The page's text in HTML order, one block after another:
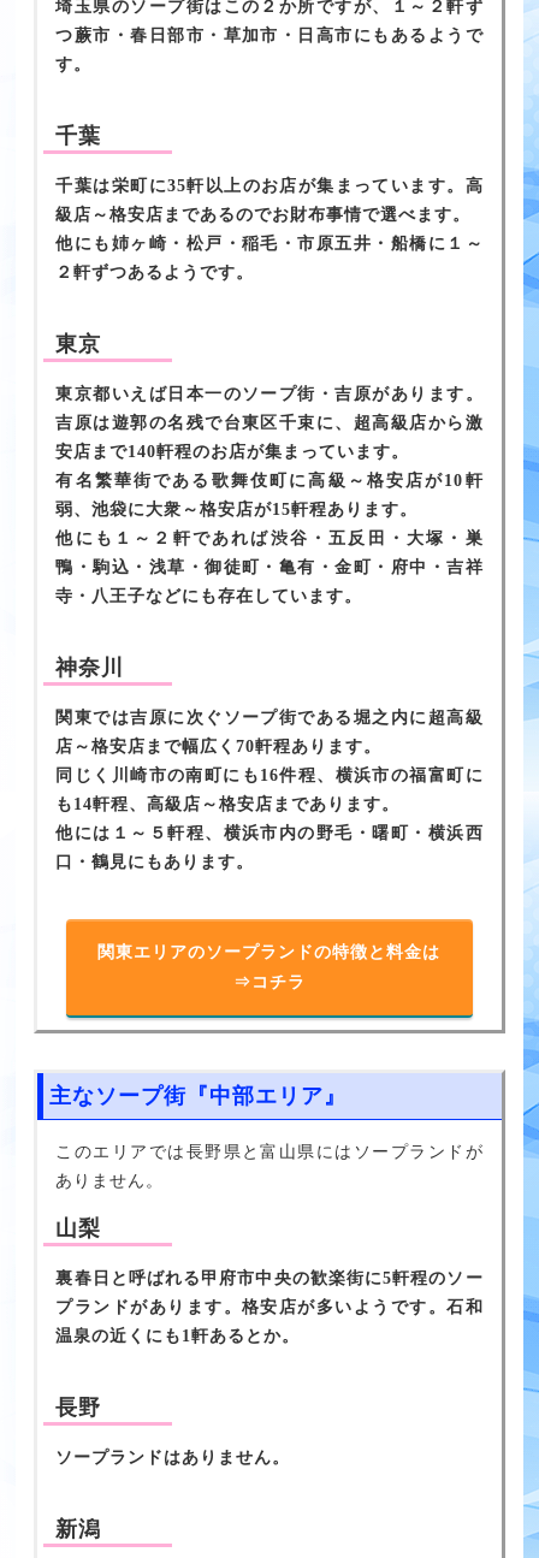
埼玉県のソープ街はこの２か所ですが、１～２軒ず
つ蕨市・春日部市・草加市・日高市にもあるようで
す。
千葉
千葉は栄町に35軒以上のお店が集まっています。高
級店～格安店まであるのでお財布事情で選べます。
他にも姉ヶ崎・松戸・稲毛・市原五井・船橋に１～
２軒ずつあるようです。
東京
東京都いえば日本一のソープ街・吉原があります。
吉原は遊郭の名残で台東区千束に、超高級店から激
安店まで140軒程のお店が集まっています。
有名繁華街である歌舞伎町に高級～格安店が10軒
弱、池袋に大衆～格安店が15軒程あります。
他にも１～２軒であれば渋谷・五反田・大塚・巣
鴨・駒込・浅草・御徒町・亀有・金町・府中・吉祥
寺・八王子などにも存在しています。
神奈川
関東では吉原に次ぐソープ街である堀之内に超高級
店～格安店まで幅広く70軒程あります。
同じく川崎市の南町にも16件程、横浜市の福富町に
も14軒程、高級店～格安店まであります。
他には１～５軒程、横浜市内の野毛・曙町・横浜西
口・鶴見にもあります。
関東エリアのソープランドの特徴と料金は
⇒コチラ
主なソープ街『中部エリア』
このエリアでは長野県と富山県にはソープランドが
ありません。
山梨
裏春日と呼ばれる甲府市中央の歓楽街に5軒程のソー
プランドがあります。格安店が多いようです。石和
温泉の近くにも1軒あるとか。
長野
ソープランドはありません。
新潟